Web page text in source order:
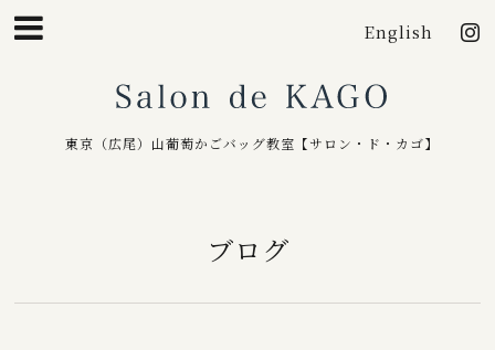
English
東京（広尾）山葡萄かごバッグ教室【サロン・ド・カゴ】
ブログ